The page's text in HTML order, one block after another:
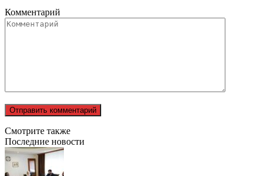
Комментарий
Смотрите также
Последние новости